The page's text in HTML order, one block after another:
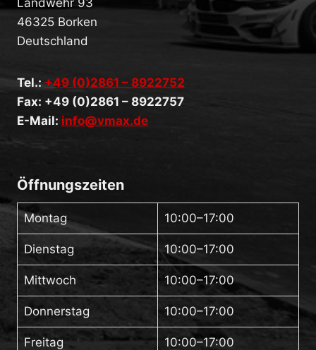
46325 Borken
Deutschland
Tel.: +49 (0)2861 – 8922752
Fax: +49 (0)2861 – 8922757
E-Mail: info@vmax.de
Öffnungszeiten
Montag 10:00–17:00
Dienstag 10:00–17:00
Mittwoch 10:00–17:00
Donnerstag 10:00–17:00
Freitag 10:00–17:00